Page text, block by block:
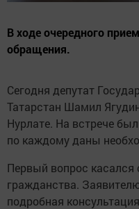
В ходе очередного
обращения.
Сегодня депутат
Татарстан Шамил
Нурлате. На встрече
по каждому даны
Первый вопрос касался
гражданства.
подробная